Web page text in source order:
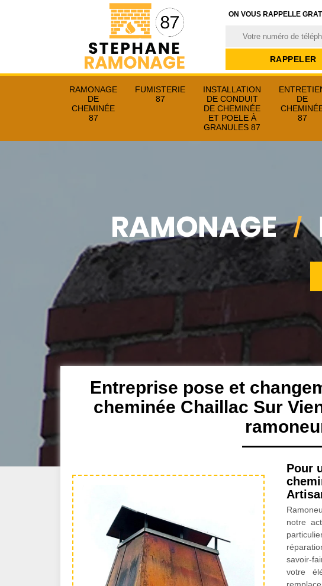
ON VOUS RAPPELLE
RAMONAGE
DE
CHEMINÉE
87
FUMISTERIE
87
INSTALLATION
DE CONDUIT
DE CHEMINÉE
ET POELE À
GRANULES 87
DE
87
Entreprise pose et
cheminée Chaillac Sur
Pour
notre
savoir-
votre